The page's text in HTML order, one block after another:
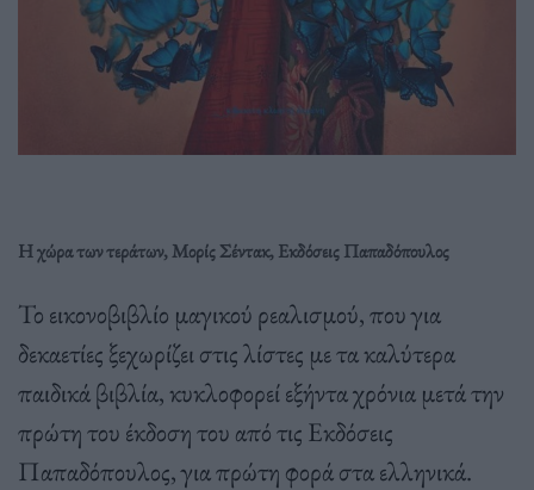
Η χώρα των τεράτων, Μορίς Σέντακ, Εκδόσεις Παπαδόπουλος
Το εικονοβιβλίο μαγικού ρεαλισμού, που για
δεκαετίες ξεχωρίζει στις λίστες με τα καλύτερα
παιδικά βιβλία, κυκλοφορεί εξήντα χρόνια μετά την
πρώτη του έκδοση του από τις Εκδόσεις
Παπαδόπουλος, για πρώτη φορά στα ελληνικά.